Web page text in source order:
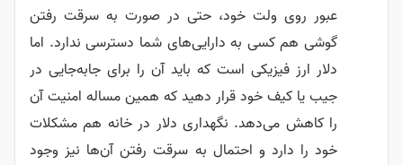
عبور روی ولت خود، حتی در صورت به سرقت رفتن
گوشی هم کسی به دارایی‌های شما دسترسی ندارد. اما
دلار ارز فیزیکی است که باید آن را برای جابه‌جایی در
جیب یا کیف خود قرار دهید که همین مساله امنیت آن
را کاهش می‌دهد. نگهداری دلار در خانه هم مشکلات
خود را دارد و احتمال به سرقت رفتن آن‌ها نیز وجود